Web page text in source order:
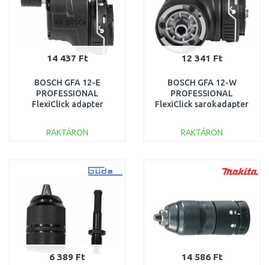
14 437 Ft
BOSCH GFA 12-E
PROFESSIONAL
FlexiClick adapter
RAKTÁRON
Összehasonlítás
12 341 Ft
BOSCH GFA 12-W
PROFESSIONAL
FlexiClick sarokadapter
RAKTÁRON
Összehasonlítás
6 389 Ft 14 586 Ft